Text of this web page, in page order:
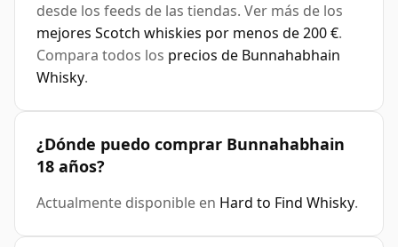
desde los feeds de las tiendas. Ver más de los
mejores Scotch whiskies por menos de 200 €.
Compara todos los precios de Bunnahabhain
Whisky.
¿Dónde puedo comprar Bunnahabhain
18 años?
Actualmente disponible en Hard to Find Whisky.